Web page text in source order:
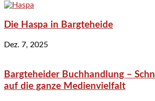
Die Haspa in Bargteheide
Dez. 7, 2025
Bargteheider Buchhandlung –
auf die ganze Medienvielfalt